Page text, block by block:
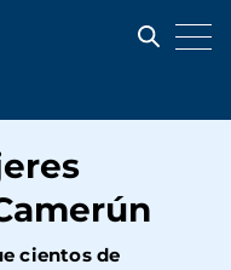
cientos de